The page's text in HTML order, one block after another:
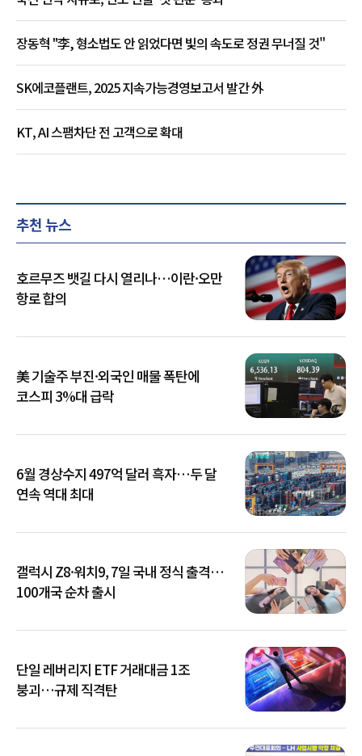
장동혁 "李, 형소법도 안 읽었다면 빛의 속도로 정권 무너질 것"
SK에코플랜트, 2025 지속가능경영보고서 발간 外
KT, AI 스팸차단 전 고객으로 확대
추천 뉴스
호르무즈 뱃길 다시 열리나…이란·오만
항로 합의
美 기술주 부진·외국인 매물 폭탄에
코스피 3%대 급락
6월 경상수지 497억 달러 흑자…두 달
연속 역대 최대
갤럭시 Z8·워치9, 7일 국내 정식 출격…
100개국 순차 출시
단일 레버리지 ETF 거래대금 1조
붕괴…규제 직격탄